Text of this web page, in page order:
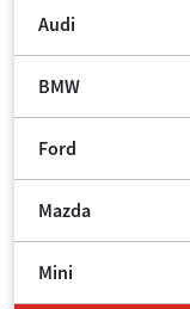
Audi
BMW
Ford
Mazda
Mini